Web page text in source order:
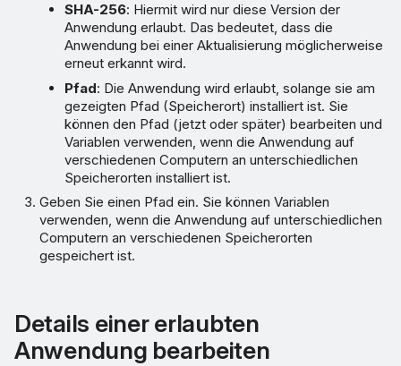
SHA-256: Hiermit wird nur diese Version der
Anwendung erlaubt. Das bedeutet, dass die
Anwendung bei einer Aktualisierung möglicherweise
erneut erkannt wird.
Pfad: Die Anwendung wird erlaubt, solange sie am
gezeigten Pfad (Speicherort) installiert ist. Sie
können den Pfad (jetzt oder später) bearbeiten und
Variablen verwenden, wenn die Anwendung auf
verschiedenen Computern an unterschiedlichen
Speicherorten installiert ist.
Geben Sie einen Pfad ein. Sie können Variablen
verwenden, wenn die Anwendung auf unterschiedlichen
Computern an verschiedenen Speicherorten
gespeichert ist.
Details einer erlaubten
Anwendung bearbeiten